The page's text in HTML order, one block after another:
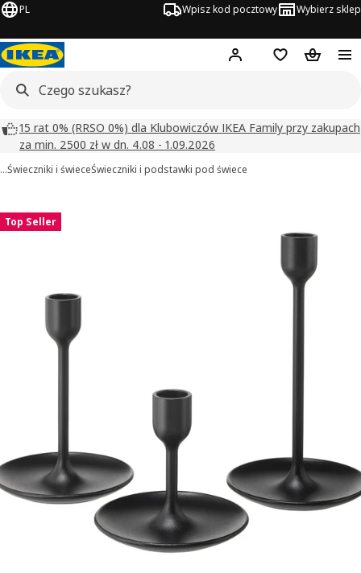
PL Wpisz kod pocztowy Wybierz sklep
Hej! Zaloguj się
Lista zakupowa
Koszyk
15 rat 0% (RRSO 0%) dla Klubowiczów IKEA Family przy zakupach
za min. 2500 zł w dn. 4.08 - 1.09.2026
…Świeczniki i świeceŚwieczniki i podstawki pod świece
Top Seller